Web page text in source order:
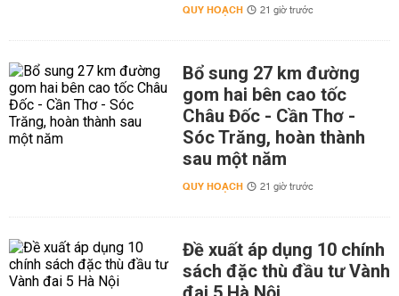
QUY HOẠCH 21 giờ trước
Bổ sung 27 km đường
gom hai bên cao tốc
Châu Đốc - Cần Thơ -
Sóc Trăng, hoàn thành
sau một năm
QUY HOẠCH 21 giờ trước
Đề xuất áp dụng 10 chính
sách đặc thù đầu tư Vành